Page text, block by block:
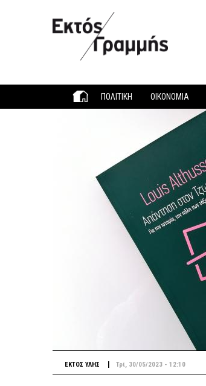
ΠΟΛΙΤΙΚΗ ΟΙΚΟΝΟΜΙΑ
ΕΚΤΟΣ ΥΛΗΣ Τρί, 30/05/2023 - 12:10